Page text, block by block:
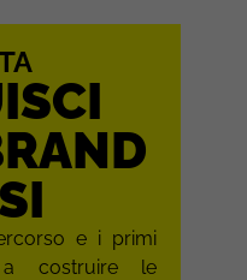
e i primi
costruire le